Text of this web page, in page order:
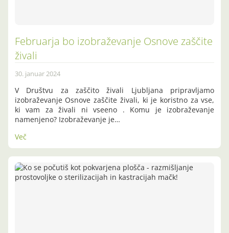
Februarja bo izobraževanje Osnove zaščite
živali
30. januar 2024
V Društvu za zaščito živali Ljubljana pripravljamo
izobraževanje Osnove zaščite živali, ki je koristno za vse,
ki vam za živali ni vseeno . Komu je izobraževanje
namenjeno? Izobraževanje je…
Več